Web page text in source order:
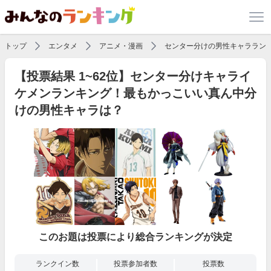
トップ エンタメ アニメ・漫画 センター分けの男性キャララン
【投票結果 1~62位】センター分けキャライ
ケメンランキング！最もかっこいい真ん中分
けの男性キャラは？
このお題は投票により総合ランキングが決定
ランクイン数 投票参加者数 投票数